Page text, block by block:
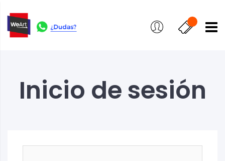
Inicio de sesión